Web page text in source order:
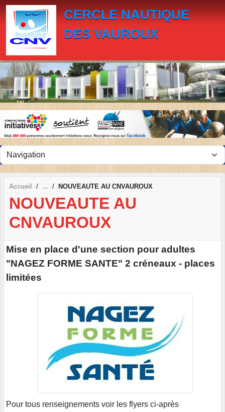
CERCLE NAUTIQUE
DES VAUROUX
Accueil NOUVEAUTE AU CNVAUROUX
NOUVEAUTE AU
CNVAUROUX
Mise en place d'une section pour adultes
"NAGEZ FORME SANTE" 2 créneaux - places
limitées
Pour tous renseignements voir les flyers ci-après
Panneau de gestion des cookies